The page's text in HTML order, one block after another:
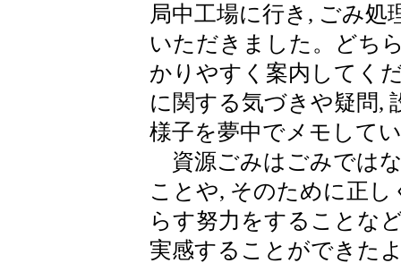
局中工場に行き, ごみ処
いただきました。どち
かりやすく案内してく
に関する気づきや疑問,
様子を夢中でメモして
資源ごみはごみでは
ことや, そのために正
らす努力をすることな
実感することができた